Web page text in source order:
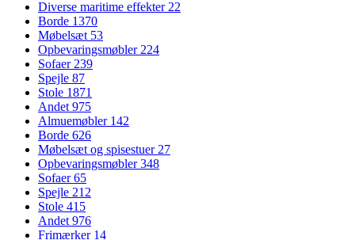
Diverse maritime effekter22
Borde 1370
Møbelsæt 53
Opbevaringsmøbler224
Sofaer239
Spejle 87
Stole 1871
Andet975
Almuemøbler 142
Borde 626
Møbelsæt og spisestuer27
Opbevaringsmøbler348
Sofaer65
Spejle 212
Stole 415
Andet976
Frimærker 14